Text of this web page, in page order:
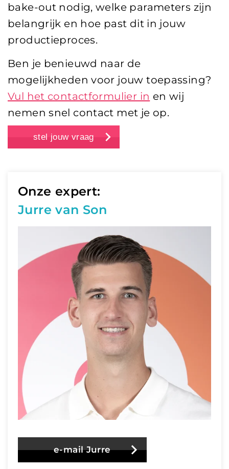
bake-out nodig, welke parameters zijn
belangrijk en hoe past dit in jouw
productieproces.
Ben je benieuwd naar de
mogelijkheden voor jouw toepassing?
Vul het contactformulier in en wij
nemen snel contact met je op.
stel jouw vraag
Onze expert:
Jurre van Son
e-mail Jurre